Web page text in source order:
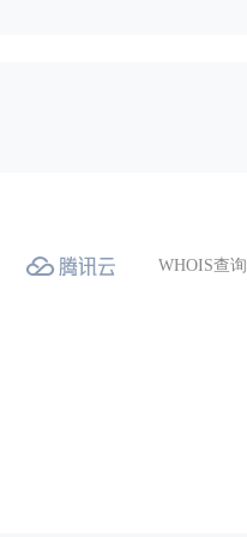
WHOIS查询